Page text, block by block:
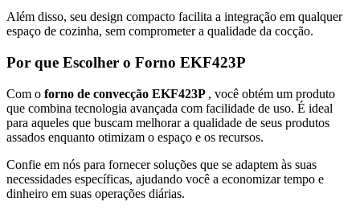
Além disso, seu design compacto facilita a integração em qualquer
espaço de cozinha, sem comprometer a qualidade da cocção.
Por que Escolher o Forno EKF423P
Com o forno de convecção EKF423P , você obtém um produto
que combina tecnologia avançada com facilidade de uso. É ideal
para aqueles que buscam melhorar a qualidade de seus produtos
assados enquanto otimizam o espaço e os recursos.
Confie em nós para fornecer soluções que se adaptem às suas
necessidades específicas, ajudando você a economizar tempo e
dinheiro em suas operações diárias.